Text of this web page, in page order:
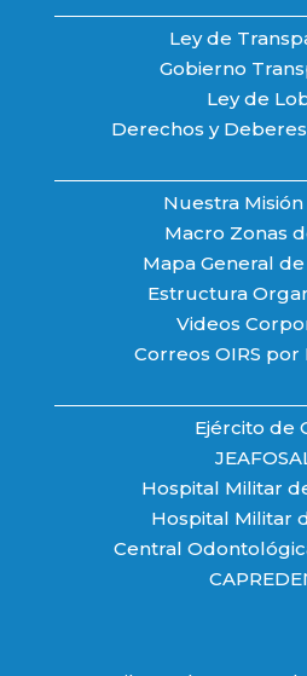
Ley de
Gobierno
Ley de
Derechos y
Nuestra Misión
Macro Zonas
Mapa General
Estructura
Videos
Correos OIRS
Ejército de
Hospital Militar
Hospital Militar
Central